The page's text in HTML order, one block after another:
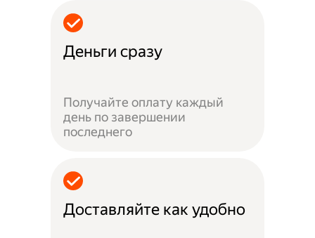
Деньги сразу
Получайте оплату каждый
день по завершении
последнего
Доставляйте как удобно